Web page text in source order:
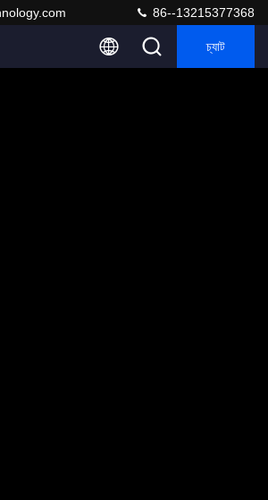
86--13215377368
চ্যাট